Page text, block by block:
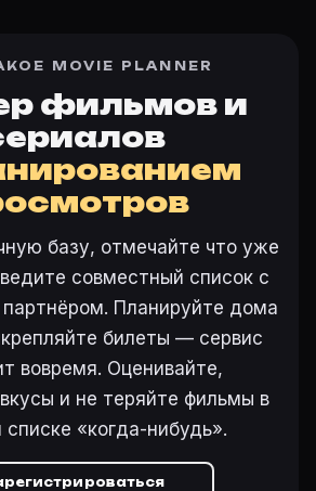
MOVIE PLANNER
фильмов и
базу, отмечайте что уже
совместный список с
Планируйте дома
билеты — сервис
вовремя. Оценивайте,
и не теряйте фильмы в
«когда-нибудь».